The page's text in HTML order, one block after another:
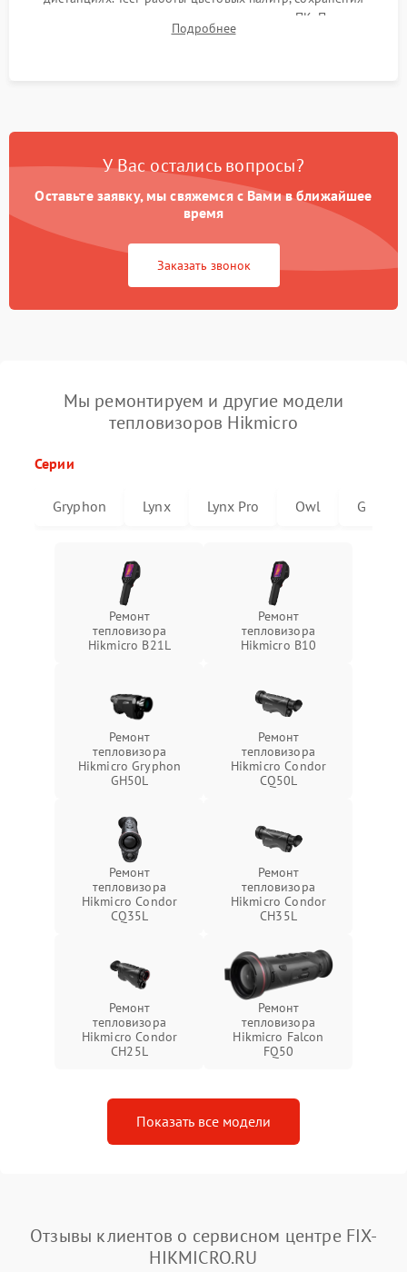
термограмм в память и передачи данных на ПК. Проверка
автономности работы и итоговый контроль качества.
Подробнее
У Вас остались вопросы?
Оставьте заявку, мы свяжемся с Вами в ближайшее
время
Заказать звонок
Мы ремонтируем и другие модели
тепловизоров Hikmicro
Серии
Gryphon Lynx Lynx Pro Owl G
Ремонт
тепловизора
Hikmicro B21L
Ремонт
тепловизора
Hikmicro B10
Ремонт
тепловизора
Hikmicro Gryphon
GH50L
Ремонт
тепловизора
Hikmicro Condor
CQ50L
Ремонт
тепловизора
Hikmicro Condor
CQ35L
Ремонт
тепловизора
Hikmicro Condor
CH35L
Ремонт
тепловизора
Hikmicro Condor
CH25L
Ремонт
тепловизора
Hikmicro Falcon
FQ50
Показать все модели
Отзывы клиентов о сервисном центре FIX-
HIKMICRO.RU